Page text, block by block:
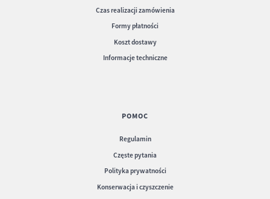
Karty menu nr 569 - karta menu model
Czas realizacji zamówienia
Formy płatności
Koszt dostawy
Informacje techniczne
POMOC
Regulamin
Częste pytania
Polityka prywatności
Konserwacja i czyszczenie